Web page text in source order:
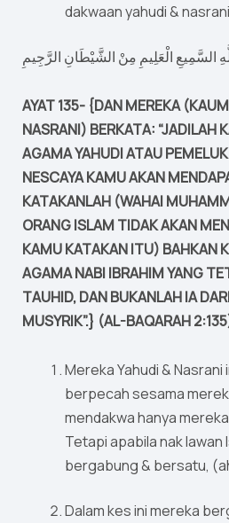
dakwaan yahudi &
السَّمِيعِ الْعَلِيمِ مِنْ الشَّيْطَانِ الرَّجِيمِ
AYAT 135- {DAN MEREKA
NASRANI) BERKATA: “JADILAH
AGAMA YAHUDI ATAU
NESCAYA KAMU AKAN
KATAKANLAH (WAHAI
ORANG ISLAM TIDAK AKAN
KAMU KATAKAN ITU) BAHKAN
AGAMA NABI IBRAHIM YANG
TAUHID, DAN BUKANLAH IA
MUSYRIK”.} (AL-BAQARAH
Mereka Yahudi &
berpecah sesama
mendakwa hanya
Tetapi apabila nak lawan
bergabung & bersatu,
Dalam kes ini mereka